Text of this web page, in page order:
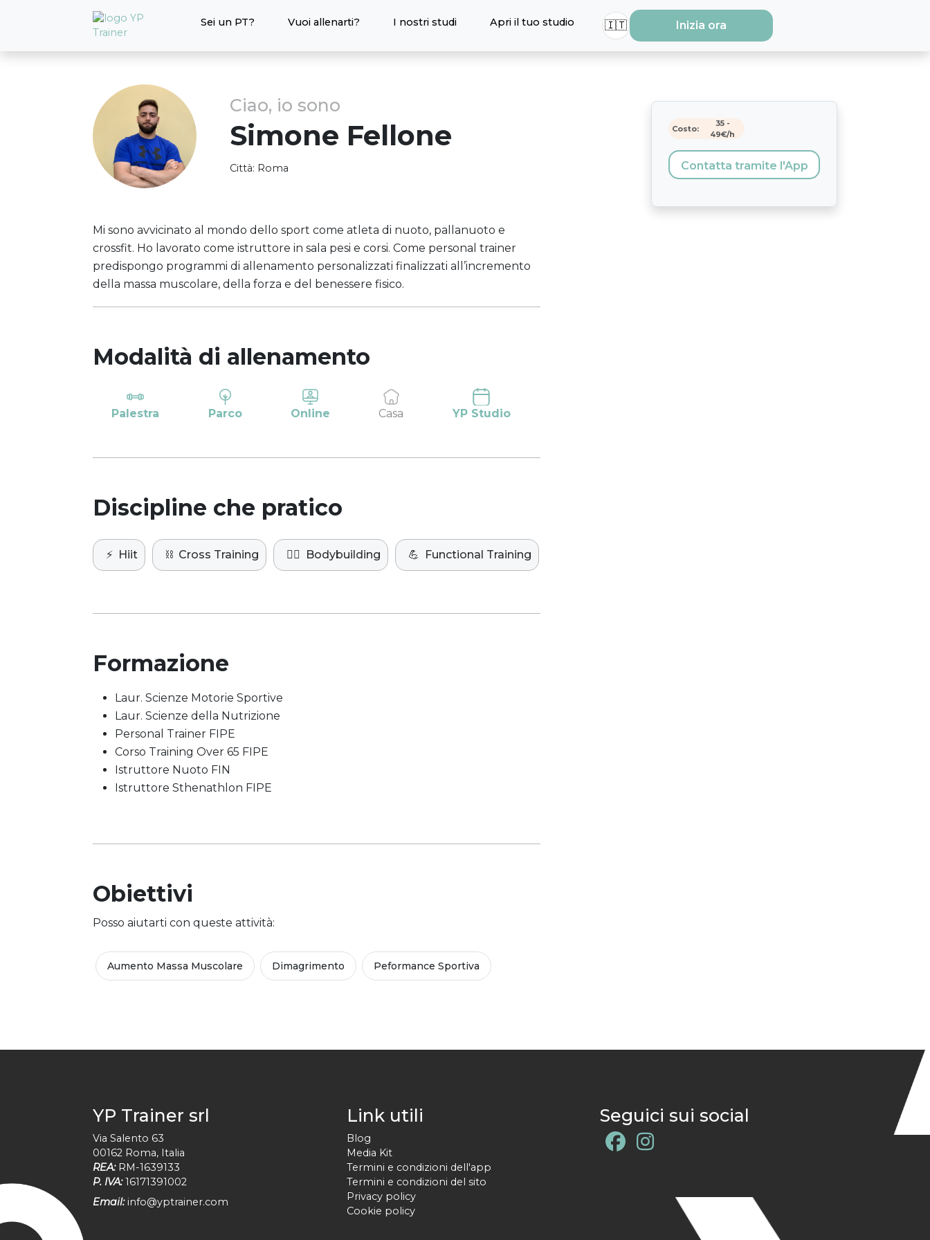
Sei un PT? Vuoi allenarti? I nostri studi Apri il tuo studio 🇮🇹 Inizia ora
Ciao, io sono
Simone Fellone
Città: Roma
Mi sono avvicinato al mondo dello sport come atleta di nuoto, pallanuoto e
crossfit. Ho lavorato come istruttore in sala pesi e corsi. Come personal trainer
predispongo programmi di allenamento personalizzati finalizzati all’incremento
della massa muscolare, della forza e del benessere fisico.
Modalità di allenamento
Palestra Parco Online Casa YP Studio
Discipline che pratico
⚡️ Hiit ⛓️ Cross Training 🏋️‍♀️ Bodybuilding 💪 Functional Training
Formazione
Laur. Scienze Motorie Sportive
Laur. Scienze della Nutrizione
Personal Trainer FIPE
Corso Training Over 65 FIPE
Istruttore Nuoto FIN
Istruttore Sthenathlon FIPE
Obiettivi
Posso aiutarti con queste attività:
Aumento Massa Muscolare Dimagrimento Peformance Sportiva
Costo:
35-
49€/h
Contatta tramite l'App
YP Trainer srl
Via Salento 63
00162 Roma, Italia
REA: RM-1639133
P. IVA: 16171391002
Email: info@yptrainer.com
Link utili
Blog
Media Kit
Termini e condizioni dell'app
Termini e condizioni del sito
Privacy policy
Cookie policy
Seguici sui social